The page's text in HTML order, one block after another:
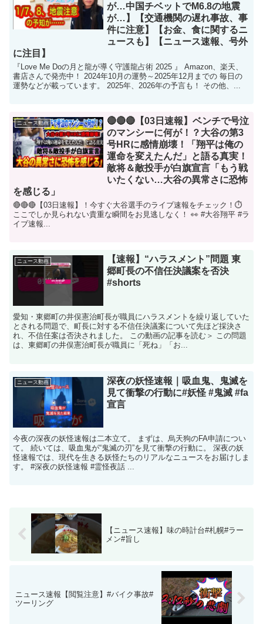
が…中国チベットでM6.8の地震
が…】【交通機関の遅れ事故、事
件に注意】【お金、食に関するニ
ュースも】【ニュース速報、号外
に注目】
『Love Me Doの月と龍が導く守護龍占術 2025 』 Amazon、楽天、
書店さんで発売中！ 2024年10月の運勢～2025年12月までの 毎日の
運勢などが載っています。 2025年、2026年の予言も！ その他、...
ニュース動画
🔴🔴🔴【03日速報】ベンチで号泣
のマンシーに何が！？大谷の第3
号HRに感情崩壊！「翔平は俺の
運命を変えたんだ」と語る真実！
敵将＆敵投手が白旗宣言「もう戦
いたくない…大谷の異常さに恐怖
を感じる」
🔴🔴🔴【03日速報】！今すぐ大谷選手のライブ速報をチェック！⏱️
ここでしか見られない貴重な瞬間をお見逃しなく！ 👀 #大谷翔平 #ラ
イブ速報...
ニュース動画
【速報】“ハラスメント”問題 東
郷町長の不信任決議案を否決
#shorts
愛知・東郷町の井俣憲治町長が職員にハラスメントを繰り返していた
とされる問題で、町長に対する不信任決議案について先ほど採決さ
れ、不信任案は否決されました。 この動画の記事を読む＞ この問題
は、東郷町の井俣憲治町長が職員に「死ね」「お...
ニュース動画
深夜の妖怪速報｜吸血鬼、鬼滅を
見て衝撃の行動に#妖怪 #鬼滅 #fa
宣言
今夜の深夜の妖怪速報は二本立て。 まずは、烏天狗のFA申請につい
て。 続いては、吸血鬼が“鬼滅の刃”を見て衝撃の行動に。 深夜の妖
怪速報では、現代を生きる妖怪たちのリアルなニュースをお届けしま
す。 #深夜の妖怪速報 #霊怪夜話 ...
【ニュース速報】味の時計台#札幌#ラー
メン#旨し
ニュース速報【閲覧注意】#バイク事故#
ツーリング